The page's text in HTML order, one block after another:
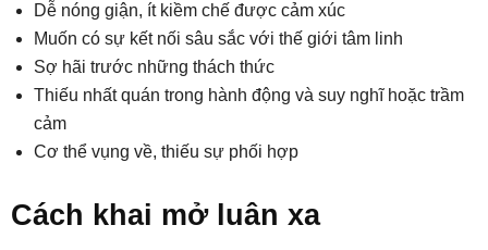
Dễ nóng giận, ít kiềm chế được cảm xúc
Muốn có sự kết nối sâu sắc với thế giới tâm linh
Sợ hãi trước những thách thức
Thiếu nhất quán trong hành động và suy nghĩ hoặc trầm
cảm
Cơ thể vụng về, thiếu sự phối hợp
Cách khai mở luân xa